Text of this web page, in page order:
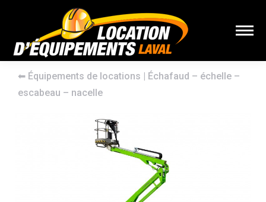
⬅︎ Équipements de locations | Échafaud – échelle –
escabeau – nacelle